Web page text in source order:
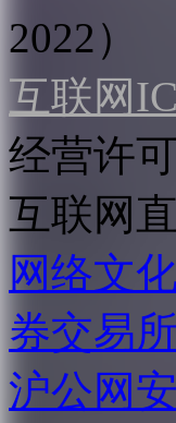
2022）
互联网
经营许
互联网
网络文
券交易
沪公网